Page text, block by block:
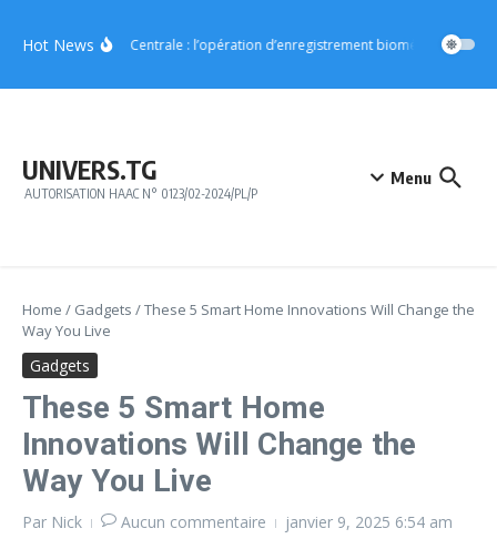
Hot NewsRégion Centrale : l’opération d’enregistrement biométrique
UNIVERS.TG
AUTORISATION HAAC N° 0123/02-2024/PL/P
Menu
Home / Gadgets /These 5 Smart Home Innovations Will Change the
Way You Live
Gadgets
These 5 Smart Home
Innovations Will Change the
Way You Live
Par Nick Aucun commentaire janvier 9, 2025 6:54 am